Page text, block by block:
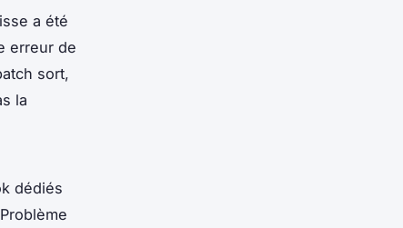
a été
erreur de
sort,
la
dédiés